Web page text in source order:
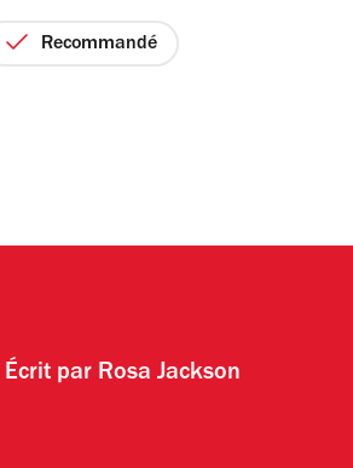
Recommandé
Écrit par Rosa Jackson